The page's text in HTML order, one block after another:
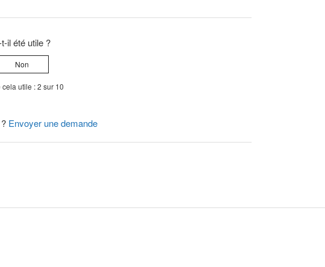
il été utile ?
Non
utile : 2 sur 10
Envoyer une demande